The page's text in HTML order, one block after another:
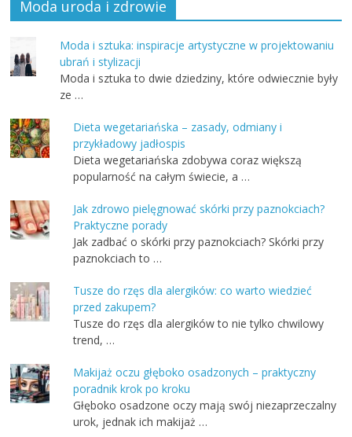
Moda uroda i zdrowie
Moda i sztuka: inspiracje artystyczne w projektowaniu
ubrań i stylizacji
Moda i sztuka to dwie dziedziny, które odwiecznie były
ze …
Dieta wegetariańska – zasady, odmiany i
przykładowy jadłospis
Dieta wegetariańska zdobywa coraz większą
popularność na całym świecie, a …
Jak zdrowo pielęgnować skórki przy paznokciach?
Praktyczne porady
Jak zadbać o skórki przy paznokciach? Skórki przy
paznokciach to …
Tusze do rzęs dla alergików: co warto wiedzieć
przed zakupem?
Tusze do rzęs dla alergików to nie tylko chwilowy
trend, …
Makijaż oczu głęboko osadzonych – praktyczny
poradnik krok po kroku
Głęboko osadzone oczy mają swój niezaprzeczalny
urok, jednak ich makijaż …